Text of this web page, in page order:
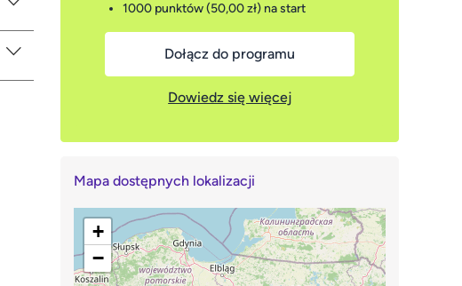
1000 punktów (50,00 zł) na start
Dołącz do programu
Dowiedz się więcej
Mapa dostępnych lokalizacji
+
−